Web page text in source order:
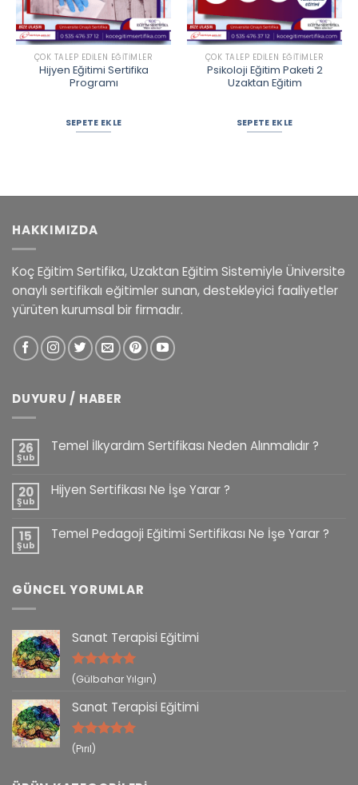
ÇOK TALEP EDILEN EĞITIMLER
Hijyen Eğitimi Sertifika
Programı
SEPETE EKLE
ÇOK TALEP EDILEN EĞITIMLER
Psikoloji Eğitim Paketi 2
Uzaktan Eğitim
SEPETE EKLE
HAKKIMIZDA
Koç Eğitim Sertifika, Uzaktan Eğitim Sistemiyle Üniversite
onaylı sertifikalı eğitimler sunan, destekleyici faaliyetler
yürüten kurumsal bir firmadır.
DUYURU / HABER
26
Şub
Temel İlkyardım Sertifikası Neden Alınmalıdır ?
20
Şub
Hijyen Sertifikası Ne İşe Yarar ?
15
Şub
Temel Pedagoji Eğitimi Sertifikası Ne İşe Yarar ?
GÜNCEL YORUMLAR
Sanat Terapisi Eğitimi
5 üzerinden
(Gülbahar Yılgın)
Sanat Terapisi Eğitimi
5 üzerinden
(Pırıl)